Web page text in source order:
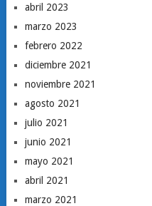
abril 2023
marzo 2023
febrero 2022
diciembre 2021
noviembre 2021
agosto 2021
julio 2021
junio 2021
mayo 2021
abril 2021
marzo 2021